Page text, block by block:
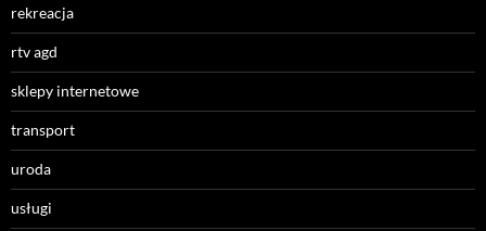
rekreacja
rtv agd
sklepy internetowe
transport
uroda
usługi